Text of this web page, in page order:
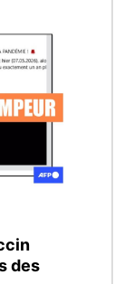
des